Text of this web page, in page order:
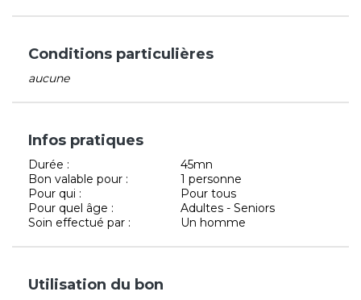
Conditions particulières
aucune
Infos pratiques
Durée :
45mn
Bon valable pour :
1 personne
Pour qui :
Pour tous
Pour quel âge :
Adultes - Seniors
Soin effectué par :
Un homme
Utilisation du bon